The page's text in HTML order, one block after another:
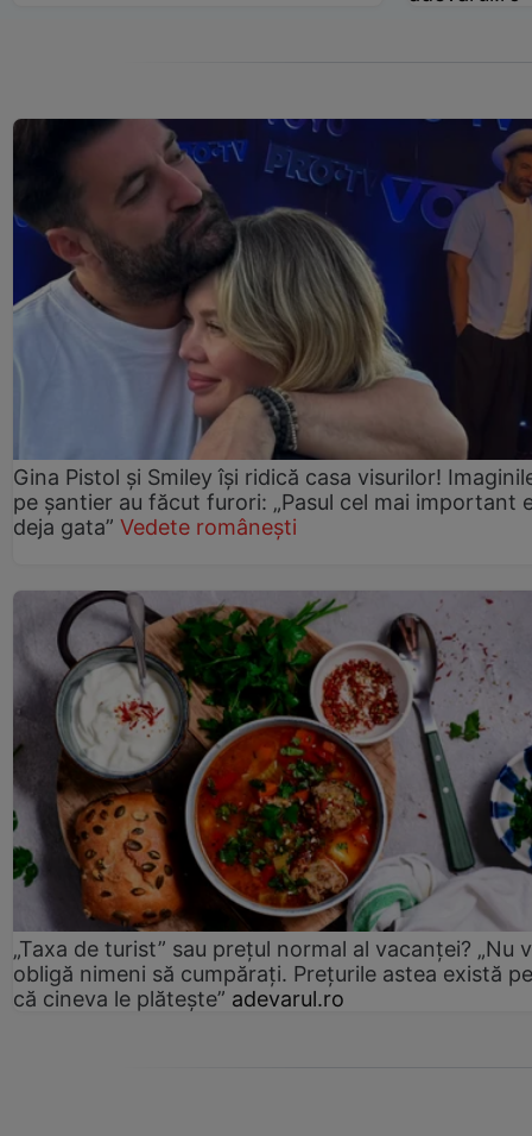
Gina Pistol și Smiley își ridică casa visurilor!
pe șantier au făcut furori: „Pasul cel mai important
deja gata” Vedete românești
„Taxa de turist” sau prețul normal al vacanței? „Nu
obligă nimeni să cumpărați. Prețurile astea există
că cineva le plătește” adevarul.ro